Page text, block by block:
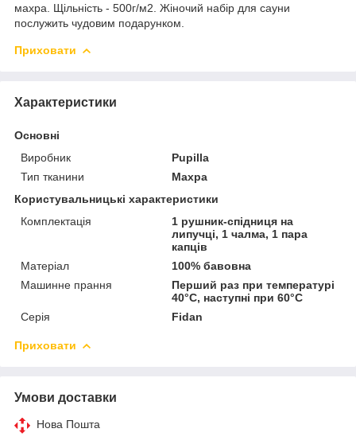
махра. Щільність - 500г/м2. Жіночий набір для сауни
послужить чудовим подарунком.
Приховати
Характеристики
Основні
Виробник
Pupilla
Тип тканини
Махра
Користувальницькі характеристики
Комплектація
1 рушник-спідниця на
липучці, 1 чалма, 1 пара
капців
Матеріал
100% бавовна
Машинне прання
Перший раз при температурі
40°С, наступні при 60°С
Серія
Fidan
Приховати
Умови доставки
Нова Пошта